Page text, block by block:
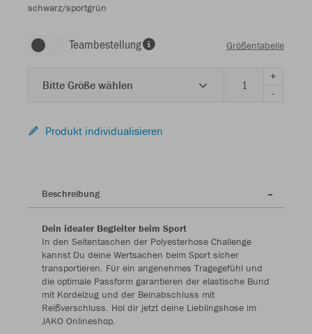
schwarz/sportgrün
Teambestellung Größentabelle
Bitte Größe wählen
+
-
Produkt individualisieren
Beschreibung
Dein idealer Begleiter beim Sport
In den Seitentaschen der Polyesterhose Challenge
kannst Du deine Wertsachen beim Sport sicher
transportieren. Für ein angenehmes Tragegefühl und
die optimale Passform garantieren der elastische Bund
mit Kordelzug und der Beinabschluss mit
Reißverschluss. Hol dir jetzt deine Lieblingshose im
JAKO Onlineshop.